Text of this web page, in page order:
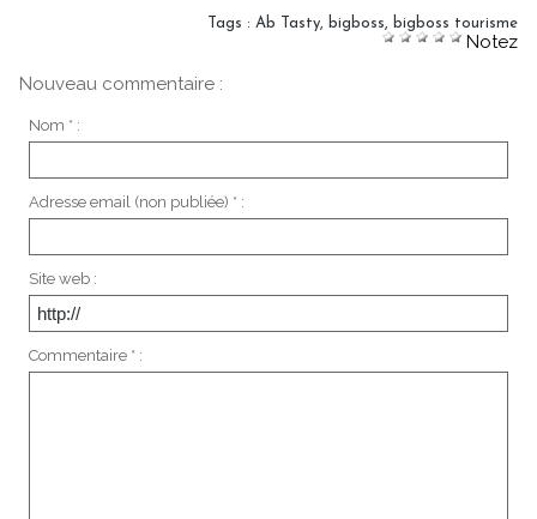
Tags : Ab Tasty bigboss bigboss tourisme
Notez
Nouveau commentaire :
Nom * :
Adresse email (non publiée) * :
Site web :
Commentaire * :